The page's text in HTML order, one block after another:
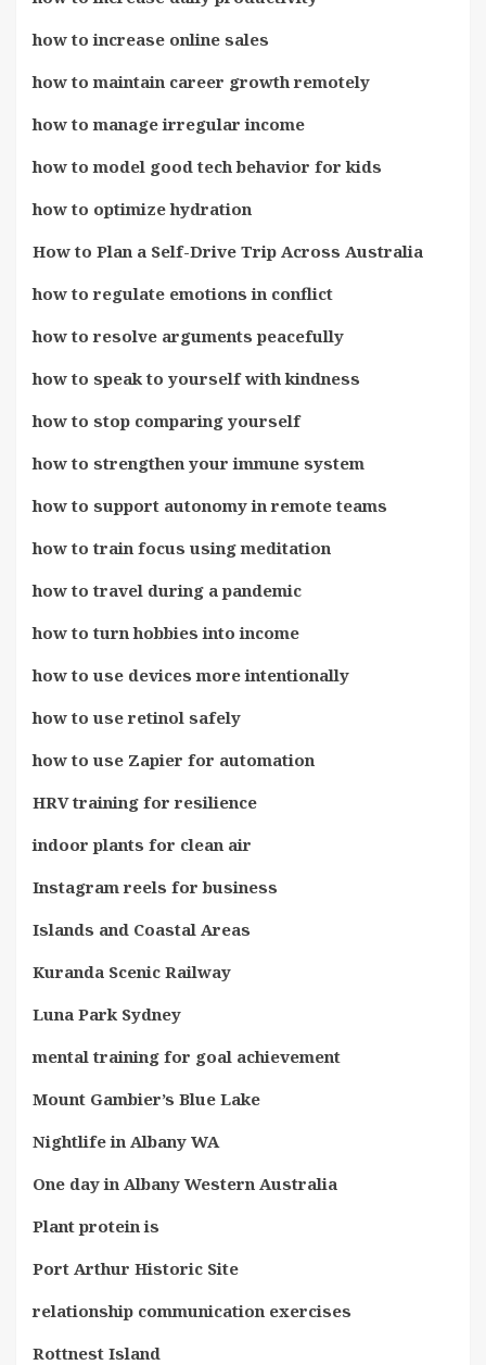
how to increase online sales
how to maintain career growth remotely
how to manage irregular income
how to model good tech behavior for kids
how to optimize hydration
How to Plan a Self-Drive Trip Across Australia
how to regulate emotions in conflict
how to resolve arguments peacefully
how to speak to yourself with kindness
how to stop comparing yourself
how to strengthen your immune system
how to support autonomy in remote teams
how to train focus using meditation
how to travel during a pandemic
how to turn hobbies into income
how to use devices more intentionally
how to use retinol safely
how to use Zapier for automation
HRV training for resilience
indoor plants for clean air
Instagram reels for business
Islands and Coastal Areas
Kuranda Scenic Railway
Luna Park Sydney
mental training for goal achievement
Mount Gambier’s Blue Lake
Nightlife in Albany WA
One day in Albany Western Australia
Plant protein is
Port Arthur Historic Site
relationship communication exercises
Rottnest Island